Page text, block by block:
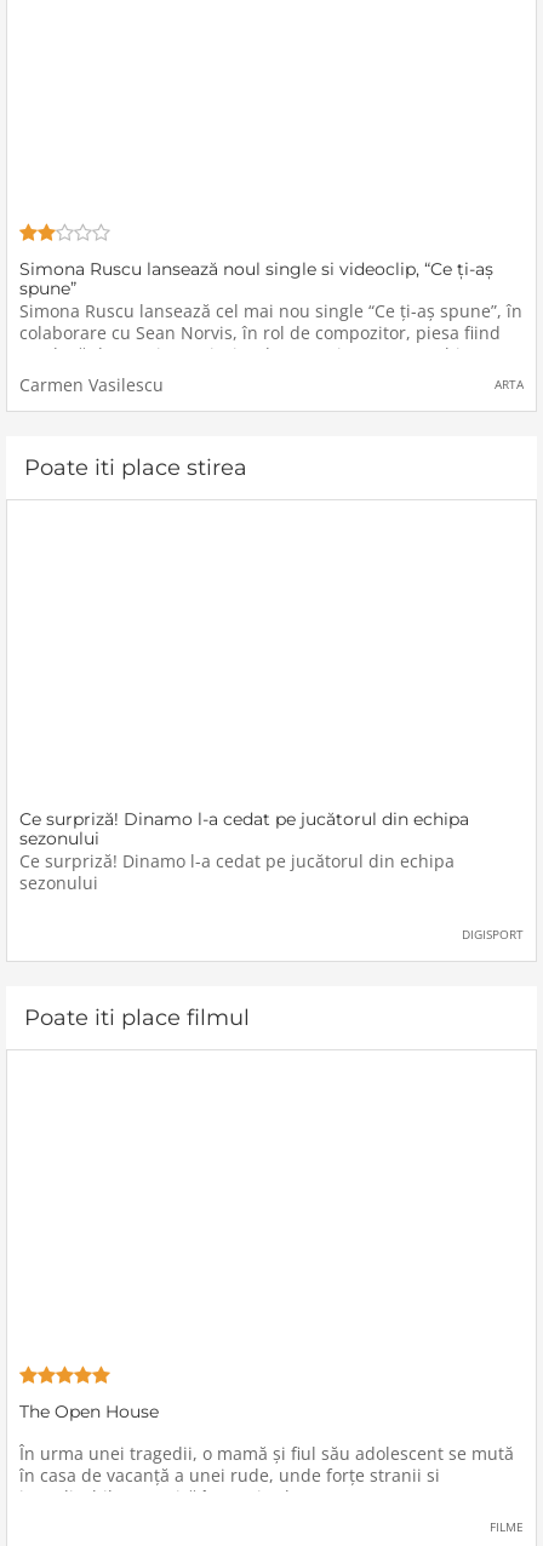
Simona Ruscu lansează noul single si videoclip, “Ce ți-aș
spune”
Simona Ruscu lansează cel mai nou single “Ce ți-aș spune”, în
colaborare cu Sean Norvis, în rol de compozitor, piesa fiind
produsă de Norvis Music, iar de versuri s-a ocupat chiar
artista.“Ce ți-aș spune” este o piesă care te pune
Carmen Vasilescu ARTA
Poate iti place stirea
Ce surpriză! Dinamo l-a cedat pe jucătorul din echipa
sezonului
Ce surpriză! Dinamo l-a cedat pe jucătorul din echipa
sezonului
DIGISPORT
Poate iti place filmul
The Open House
În urma unei tragedii, o mamă şi fiul său adolescent se mută
în casa de vacanţă a unei rude, unde forţe stranii si
inexplicabile conspiră împotriva lor.
FILME